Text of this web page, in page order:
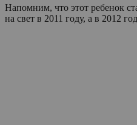
Напомним, что этот ребенок
на свет в 2011 году, а в 2012